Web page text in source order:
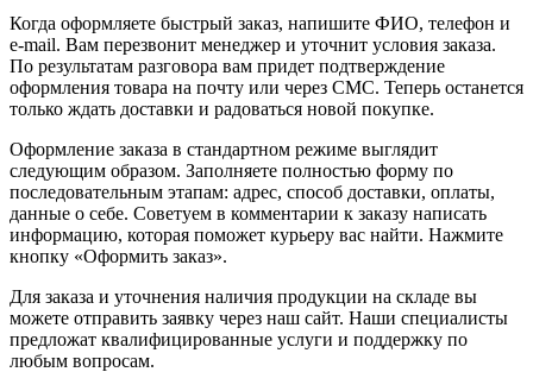
Когда оформляете быстрый заказ, напишите ФИО, телефон и
e-mail. Вам перезвонит менеджер и уточнит условия заказа.
По результатам разговора вам придет подтверждение
оформления товара на почту или через СМС. Теперь останется
только ждать доставки и радоваться новой покупке.
Оформление заказа в стандартном режиме выглядит
следующим образом. Заполняете полностью форму по
последовательным этапам: адрес, способ доставки, оплаты,
данные о себе. Советуем в комментарии к заказу написать
информацию, которая поможет курьеру вас найти. Нажмите
кнопку «Оформить заказ».
Для заказа и уточнения наличия продукции на складе вы
можете отправить заявку через наш сайт. Наши специалисты
предложат квалифицированные услуги и поддержку по
любым вопросам.